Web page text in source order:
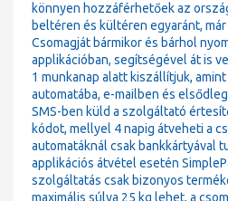
könnyen hozzáférhetőek az
beltéren és kültéren egyaránt,
Csomagját bármikor és bárhol
applikációban, segítségével át is
1 munkanap alatt kiszállítjuk,
automatába, e-mailben és
SMS-ben küld a szolgáltató
kódot, mellyel 4 napig átveheti a
automatáknál csak bankkártyával
applikációs átvétel esetén
szolgáltatás csak bizonyos
maximális súlya 25 kg lehet, a